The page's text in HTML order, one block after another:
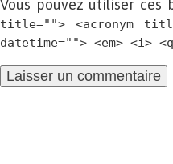
Vous pouvez utiliser ces
title=""> <acronym
datetime=""> <em> <i>